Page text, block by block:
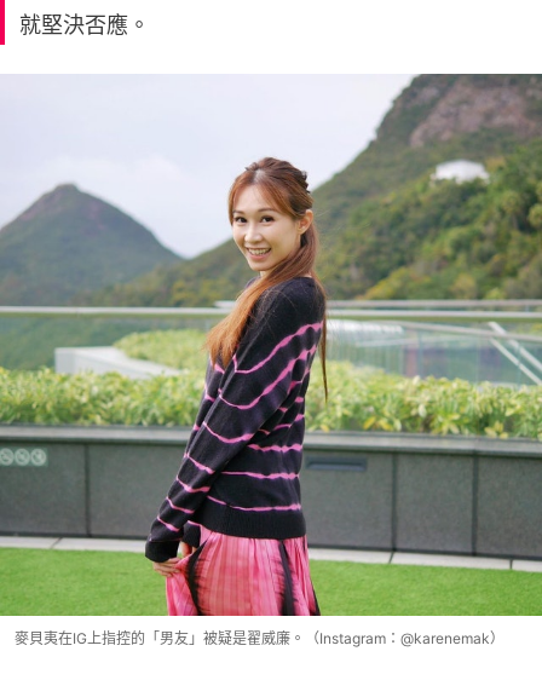
就堅決否應。
麥貝夷在IG上指控的「男友」被疑是翟威廉。（Instagram：@karenemak）